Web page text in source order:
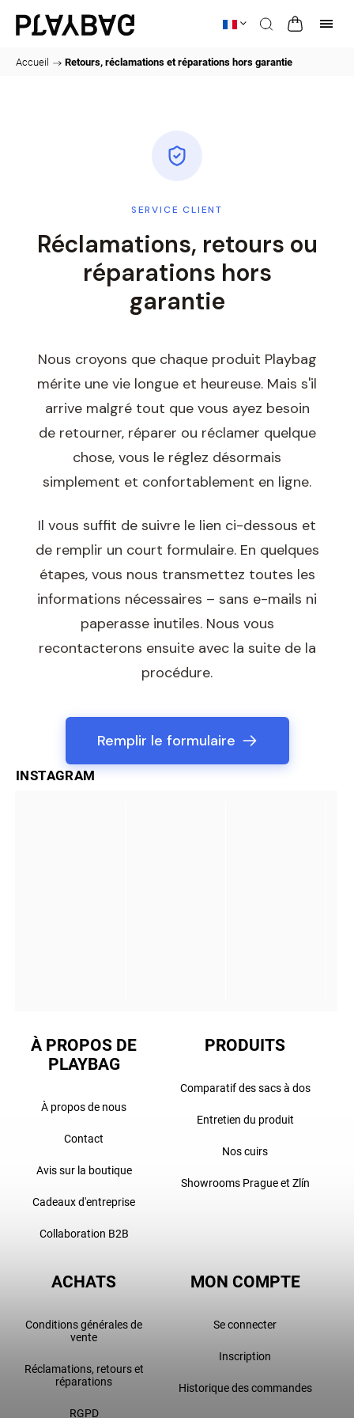
Accueil / Retours, réclamations et réparations hors garantie
SERVICE CLIENT
Réclamations, retours ou
réparations hors
garantie
Nous croyons que chaque produit Playbag
mérite une vie longue et heureuse. Mais s'il
arrive malgré tout que vous ayez besoin
de retourner, réparer ou réclamer quelque
chose, vous le réglez désormais
simplement et confortablement en ligne.
Il vous suffit de suivre le lien ci-dessous et
de remplir un court formulaire. En quelques
étapes, vous nous transmettez toutes les
informations nécessaires – sans e-mails ni
paperasse inutiles. Nous vous
recontacterons ensuite avec la suite de la
procédure.
Remplir le formulaire
INSTAGRAM
À PROPOS DE
PLAYBAG
À propos de nous
Contact
Avis sur la boutique
Cadeaux d'entreprise
Collaboration B2B
PRODUITS
Comparatif des sacs à dos
Entretien du produit
Nos cuirs
Showrooms Prague et Zlín
ACHATS
Conditions générales de
vente
Réclamations, retours et
réparations
RGPD
MON COMPTE
Se connecter
Inscription
Historique des commandes